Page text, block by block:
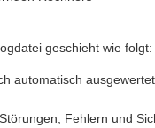
geschieht wie folgt:
automatisch
Fehlern und